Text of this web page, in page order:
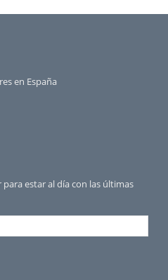
en España
estar al día con las últimas